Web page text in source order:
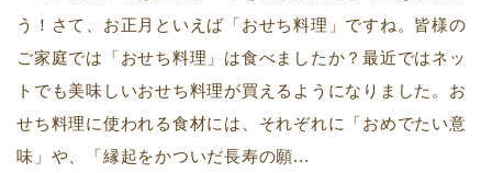
う！さて、お正月といえば「おせち料理」ですね。皆様の
ご家庭では「おせち料理」は食べましたか？最近ではネッ
トでも美味しいおせち料理が買えるようになりました。お
せち料理に使われる食材には、それぞれに「おめでたい意
味」や、「縁起をかついだ長寿の願...